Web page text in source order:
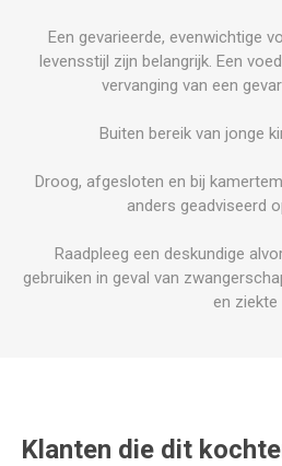
Een gevarieerde, evenwichtige
levensstijl zijn belangrijk. Een
vervanging van een
Buiten bereik van jonge
Droog, afgesloten en bij
anders geadviseerd
Raadpleeg een deskundige
gebruiken in geval van
en ziekte
Klanten die dit